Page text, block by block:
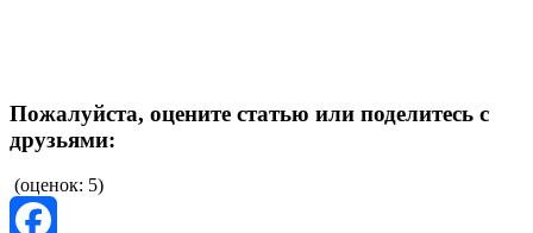
Пожалуйста, оцените статью или поделитесь с
друзьями:
(оценок: 5)